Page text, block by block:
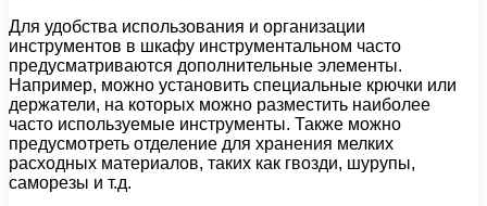
Для удобства использования и организации
инструментов в шкафу инструментальном часто
предусматриваются дополнительные элементы.
Например, можно установить специальные крючки или
держатели, на которых можно разместить наиболее
часто используемые инструменты. Также можно
предусмотреть отделение для хранения мелких
расходных материалов, таких как гвозди, шурупы,
саморезы и т.д.